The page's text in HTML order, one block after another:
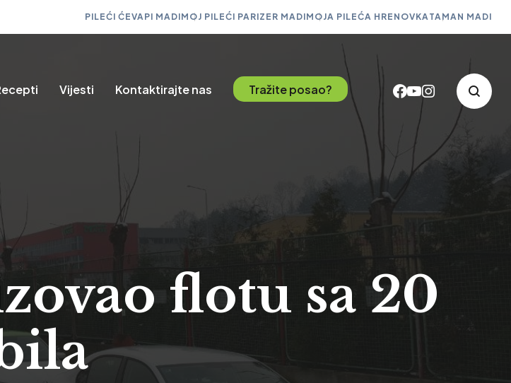
PILEĆI ĆEVAPI MADIMOJ PILEĆI PARIZER MADIMOJA PILEĆA HRENOVKATAMAN MADI
Vijesti Kontaktirajte nas Tražite posao?
flotu sa 20